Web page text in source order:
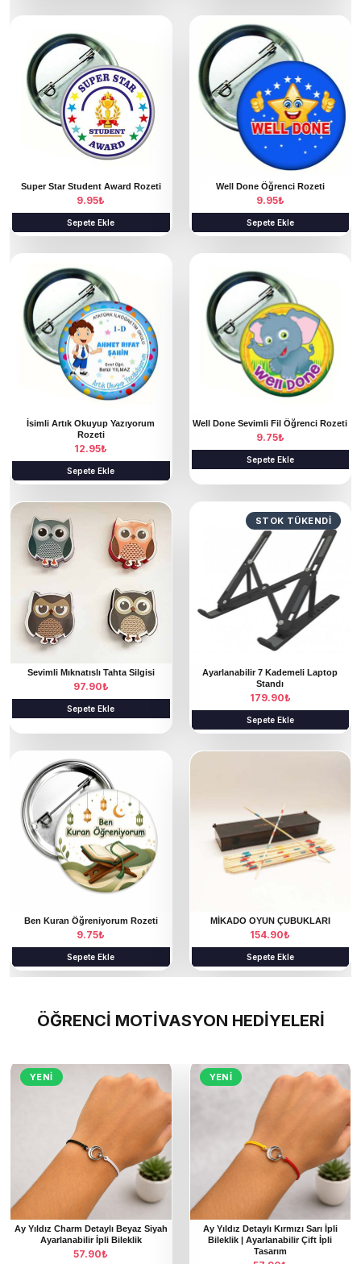
Super Star Student Award Rozeti
9.95₺
Sepete Ekle
Well Done Öğrenci Rozeti
9.95₺
Sepete Ekle
İsimli Artık Okuyup Yazıyorum
Rozeti
12.95₺
Sepete Ekle
Well Done Sevimli Fil Öğrenci Rozeti
9.75₺
Sepete Ekle
Sevimli Mıknatıslı Tahta Silgisi
97.90₺
Sepete Ekle
STOK TÜKENDI
Ayarlanabilir 7 Kademeli Laptop
Standı
179.90₺
Sepete Ekle
Ben Kuran Öğreniyorum Rozeti
9.75₺
Sepete Ekle
MİKADO OYUN ÇUBUKLARI
154.90₺
Sepete Ekle
ÖĞRENCİ MOTİVASYON HEDİYELERİ
YENI
Ay Yıldız Charm Detaylı Beyaz Siyah
Ayarlanabilir İpli Bileklik
57.90₺
YENI
Ay Yıldız Detaylı Kırmızı Sarı İpli
Bileklik | Ayarlanabilir Çift İpli
Tasarım